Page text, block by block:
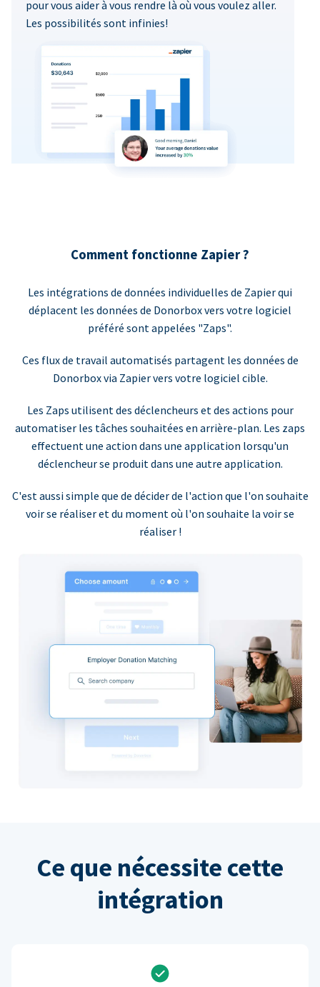
pour vous aider à vous rendre là où vous voulez aller.
Les possibilités sont infinies!
Comment fonctionne Zapier ?
Les intégrations de données individuelles de Zapier qui
déplacent les données de Donorbox vers votre logiciel
préféré sont appelées "Zaps".
Ces flux de travail automatisés partagent les données de
Donorbox via Zapier vers votre logiciel cible.
Les Zaps utilisent des déclencheurs et des actions pour
automatiser les tâches souhaitées en arrière-plan. Les zaps
effectuent une action dans une application lorsqu'un
déclencheur se produit dans une autre application.
C'est aussi simple que de décider de l'action que l'on souhaite
voir se réaliser et du moment où l'on souhaite la voir se
réaliser !
Ce que nécessite cette
intégration